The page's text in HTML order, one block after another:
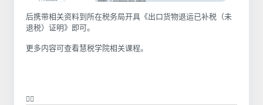
后携带相关资料到所在税务局开具《出口货物退运已补税（未
退税）证明》即可。
更多内容可查看慧税学院相关课程。
❤️‍🔥